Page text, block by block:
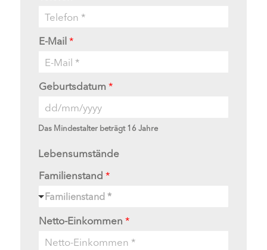
E-Mail*
Geburtsdatum*
Das Mindestalter beträgt 16 Jahre
Lebensumstände
Familienstand *
Familienstand *
Netto-Einkommen *